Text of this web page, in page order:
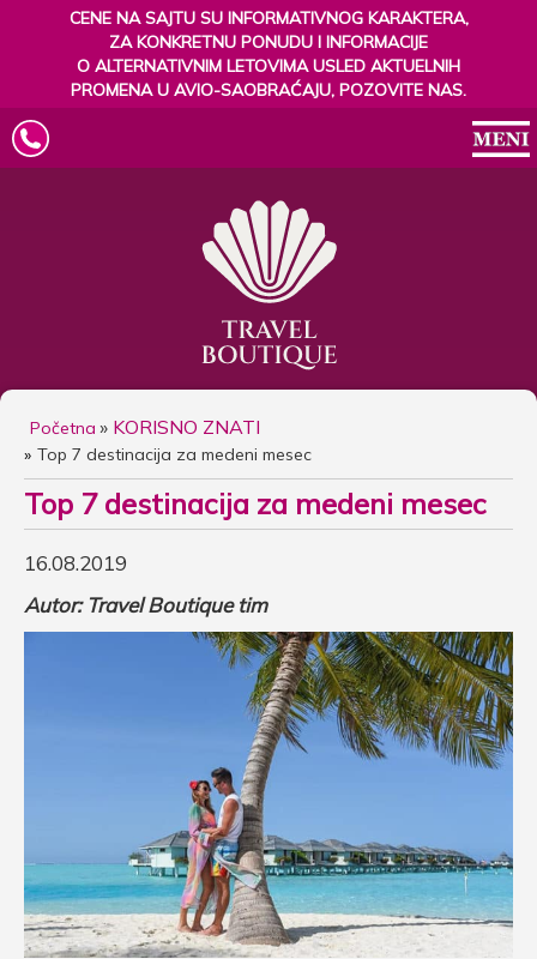
CENE NA SAJTU SU INFORMATIVNOG KARAKTERA,
ZA KONKRETNU PONUDU I INFORMACIJE
O ALTERNATIVNIM LETOVIMA USLED AKTUELNIH
PROMENA U AVIO-SAOBRAĆAJU, POZOVITE NAS.
Početna » KORISNO ZNATI
Top 7 destinacija za medeni mesec
Top 7 destinacija za medeni mesec
16.08.2019
Autor: Travel Boutique tim